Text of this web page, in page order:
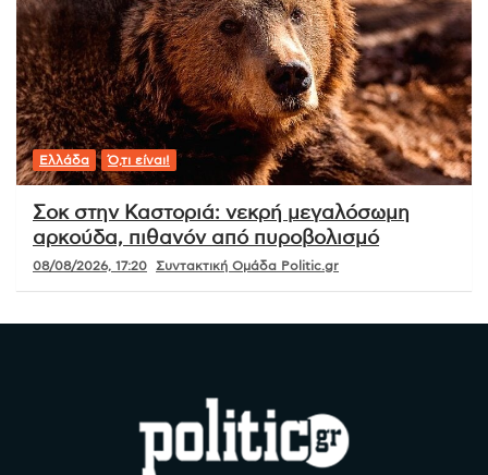
Ελλάδα Ό,τι είναι!
Σοκ στην Καστοριά: νεκρή μεγαλόσωμη
αρκούδα, πιθανόν από πυροβολισμό
08/08/2026, 17:20 Συντακτική Ομάδα Politic.gr